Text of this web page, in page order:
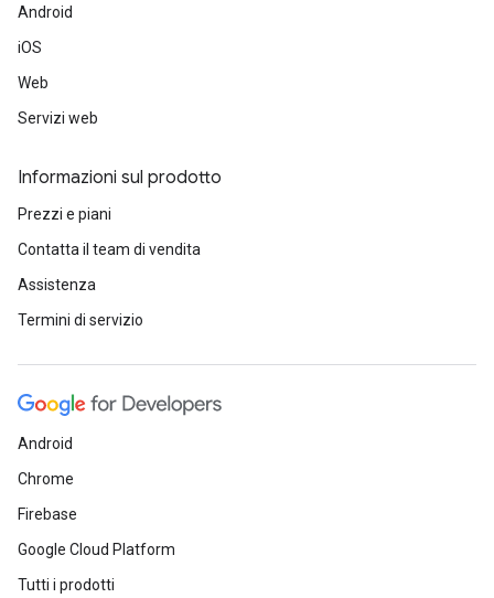
Android
iOS
Web
Servizi web
Informazioni sul prodotto
Prezzi e piani
Contatta il team di vendita
Assistenza
Termini di servizio
Android
Chrome
Firebase
Google Cloud Platform
Tutti i prodotti